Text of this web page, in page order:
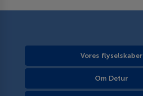
Vores flyselskaber
Om Detur